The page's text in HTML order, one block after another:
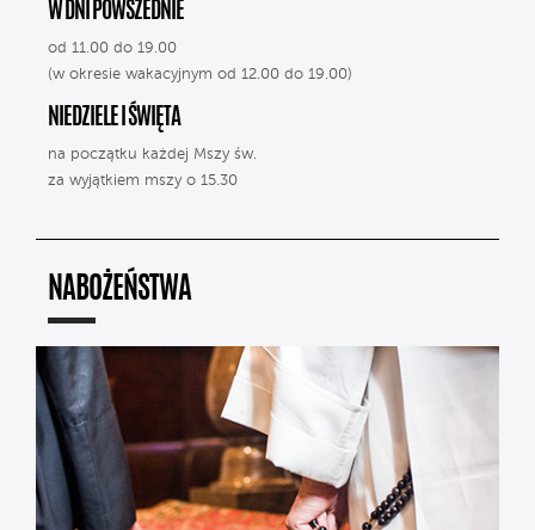
W DNI POWSZEDNIE
od 11.00 do 19.00
(w okresie wakacyjnym od 12.00 do 19.00)
NIEDZIELE I ŚWIĘTA
na początku każdej Mszy św.
za wyjątkiem mszy o 15.30
NABOŻEŃSTWA